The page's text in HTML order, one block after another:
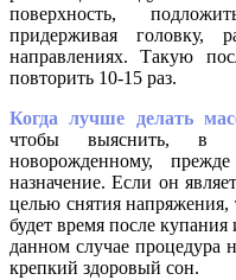
поверхность,
придерживая головку,
направлениях. Такую
повторить 10-15 раз.
Когда лучше делать
чтобы выяснить, в
новорожденному,
назначение. Если он
целью снятия
будет время после
данном случае процедура
крепкий здоровый сон.